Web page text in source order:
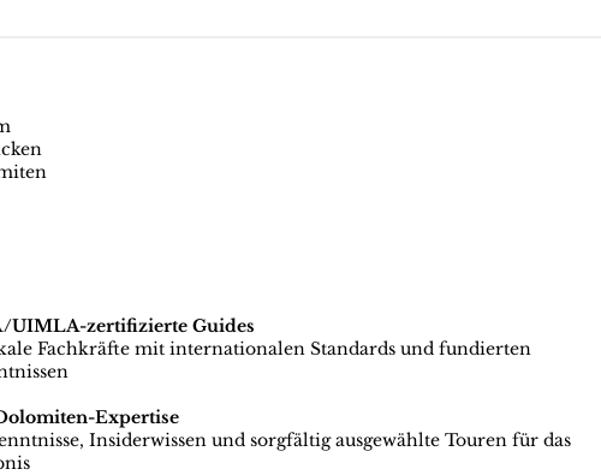
UIMLA-zertifizierte Guides
Fachkräfte mit internationalen Standards und fundierten
Expertise
Insiderwissen und sorgfältig ausgewählte Touren für das